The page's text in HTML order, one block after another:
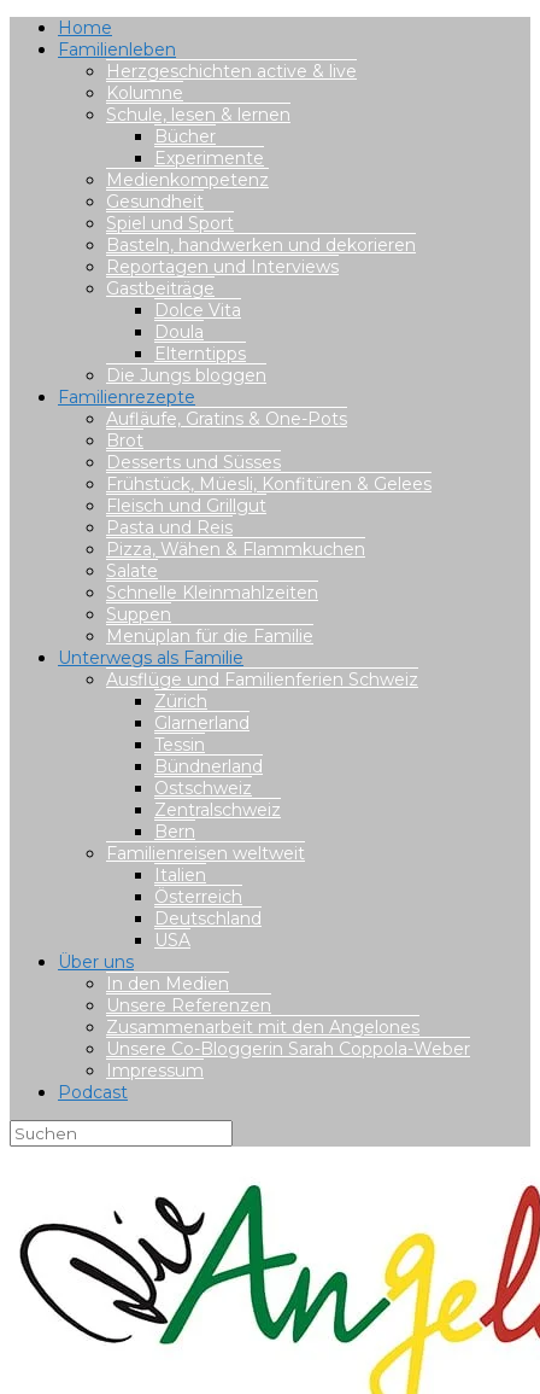
Home
Familienleben
Herzgeschichten active & live
Kolumne
Schule, lesen & lernen
Bücher
Experimente
Medienkompetenz
Gesundheit
Spiel und Sport
Basteln, handwerken und dekorieren
Reportagen und Interviews
Gastbeiträge
Dolce Vita
Doula
Elterntipps
Die Jungs bloggen
Familienrezepte
Aufläufe, Gratins & One-Pots
Brot
Desserts und Süsses
Frühstück, Müesli, Konfitüren & Gelees
Fleisch und Grillgut
Pasta und Reis
Pizza, Wähen & Flammkuchen
Salate
Schnelle Kleinmahlzeiten
Suppen
Menüplan für die Familie
Unterwegs als Familie
Ausflüge und Familienferien Schweiz
Zürich
Glarnerland
Tessin
Bündnerland
Ostschweiz
Zentralschweiz
Bern
Familienreisen weltweit
Italien
Österreich
Deutschland
USA
Über uns
In den Medien
Unsere Referenzen
Zusammenarbeit mit den Angelones
Unsere Co-Bloggerin Sarah Coppola-Weber
Impressum
Podcast